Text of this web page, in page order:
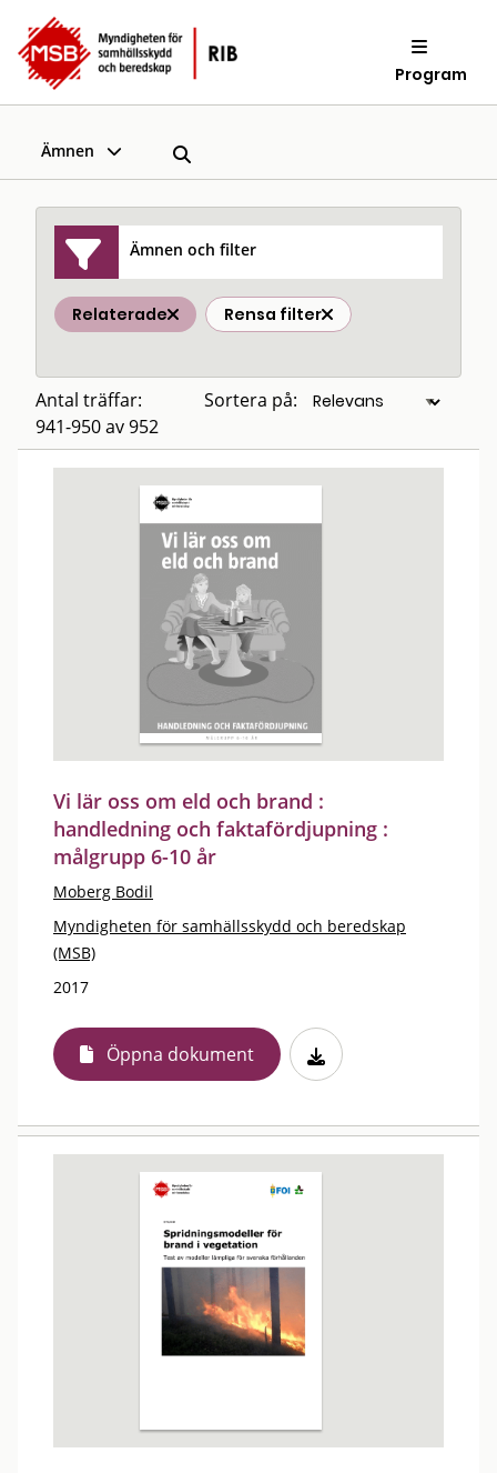
Program
Ämnen
Ämnen och filter
Relaterade Rensa filter
Antal träffar:
941-950 av 952
Sortera på:
Vi lär oss om eld och brand :
handledning och faktafördjupning :
målgrupp 6-10 år
Moberg Bodil
Myndigheten för samhällsskydd och beredskap
(MSB)
2017
Öppna dokument